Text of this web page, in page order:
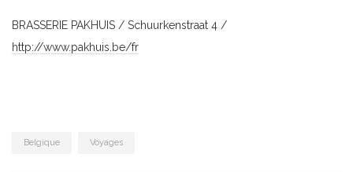
BRASSERIE PAKHUIS / Schuurkenstraat 4 /
http://www.pakhuis.be/fr
Belgique Voyages